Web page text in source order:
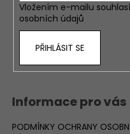
Vložením e-mailu
osobních údajů
PŘIHLÁSIT SE
Informace pro vás
PODMÍNKY OCHRANY